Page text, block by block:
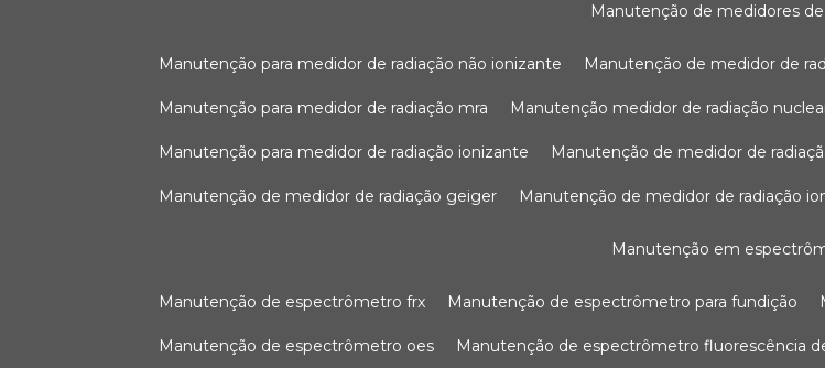
manutenção de medidores
manutenção para medidor de radiação não ionizante manutenção de medidor de
manutenção para medidor de radiação mra manutenção medidor de radiação
manutenção para medidor de radiação ionizante manutenção de medidor de
manutenção de medidor de radiação geiger manutenção de medidor de radiação
manutenção em
manutenção de espectrômetro frx manutenção de espectrômetro para fundição
manutenção de espectrômetro oes manutenção de espectrômetro fluorescência